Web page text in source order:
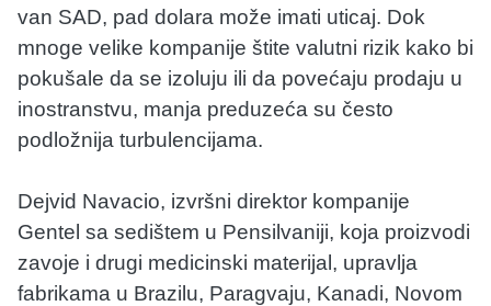
van SAD, pad dolara može imati uticaj. Dok
mnoge velike kompanije štite valutni rizik kako bi
pokušale da se izoluju ili da povećaju prodaju u
inostranstvu, manja preduzeća su često
podložnija turbulencijama.
Dejvid Navacio, izvršni direktor kompanije
Gentel sa sedištem u Pensilvaniji, koja proizvodi
zavoje i drugi medicinski materijal, upravlja
fabrikama u Brazilu, Paragvaju, Kanadi, Novom